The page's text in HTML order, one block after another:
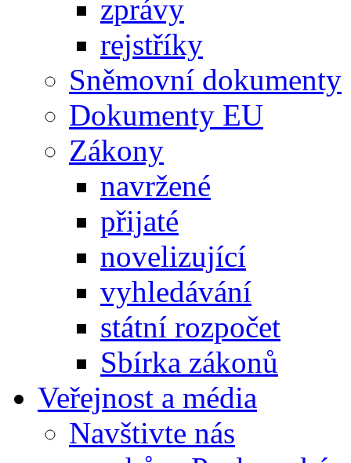
zprávy
rejstříky
Sněmovní dokumenty
Dokumenty EU
Zákony
navržené
přijaté
novelizující
vyhledávání
státní rozpočet
Sbírka zákonů
Veřejnost a média
Navštivte nás